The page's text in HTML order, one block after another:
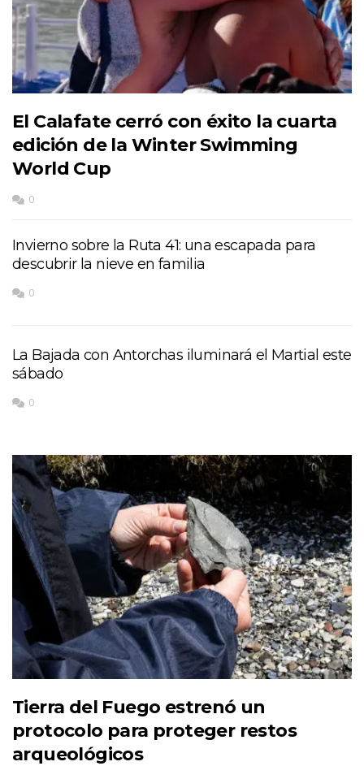
El Calafate cerró con éxito la cuarta
edición de la Winter Swimming
World Cup
0
Invierno sobre la Ruta 41: una escapada para
descubrir la nieve en familia
0
La Bajada con Antorchas iluminará el Martial este
sábado
0
Tierra del Fuego estrenó un
protocolo para proteger restos
arqueológicos